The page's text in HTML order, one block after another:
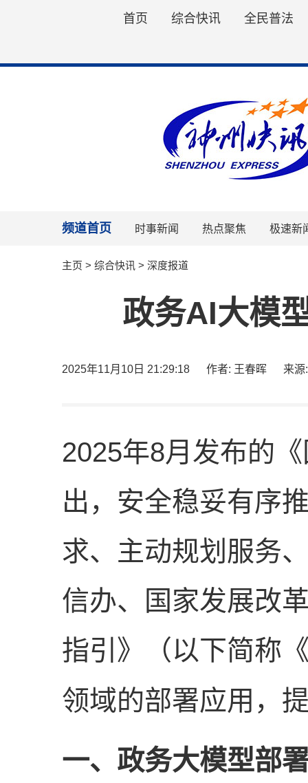
首页 综合快讯 全民普法
频道首页 时事新闻 热点聚焦 极速新
主页 > 综合快讯 > 深度报道
政务AI大模
2025年11月10日 21:29:18 作者: 王春晖 来源
2025年8月发布的
出，安全稳妥有序
求、主动规划服务
信办、国家发展改
指引》
（以下简称
领域的部署应用，
一、政务大模型部